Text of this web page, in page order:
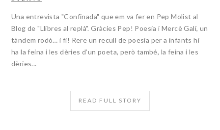
Una entrevista "Confinada" que em va fer en Pep Molist al
Blog de "Llibres al replà". Gràcies Pep! Poesia i Mercè Galí, un
tàndem rodó… i fi! Rere un recull de poesia per a infants hi
ha la feina i les dèries d’un poeta, però també, la feina i les
dèries...
READ FULL STORY